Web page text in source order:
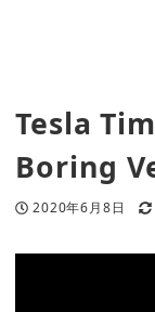
Tesla
Boring
投稿日
2020年6月8日